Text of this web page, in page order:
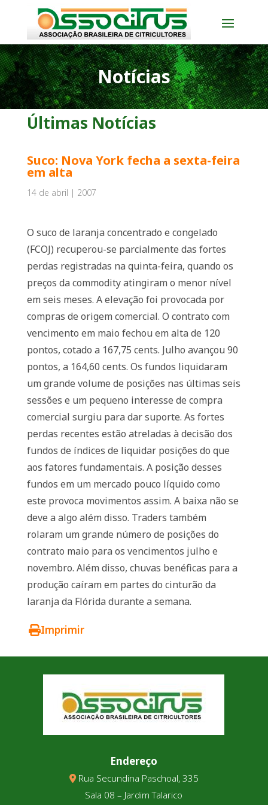
Notícias
Últimas Notícias
Suco: Nova York fecha a sexta-feira
em alta
14 de abril | 2007
O suco de laranja concentrado e congelado
(FCOJ) recuperou-se parcialmente das fortes
perdas registradas na quinta-feira, quando os
preços da commodity atingiram o menor nível
em seis meses. A elevação foi provocada por
compras de origem comercial. O contrato com
vencimento em maio fechou em alta de 120
pontos, cotado a 167,75 cents. Julho avançou 90
pontos, a 164,60 cents. Os fundos liquidaram
um grande volume de posições nas últimas seis
sessões e um pequeno interesse de compra
comercial surgiu para dar suporte. As fortes
perdas recentes estão atreladas à decisão dos
fundos de índices de liquidar posições do que
aos fatores fundamentais. A posição desses
fundos em um mercado pouco líquido como
este provoca movimentos assim. A baixa não se
deve a algo além disso. Traders também
rolaram um grande número de posições do
contrato maio para os vencimentos julho e
novembro. Além disso, chuvas benéficas para a
produção caíram em partes do cinturão da
laranja da Flórida durante a semana.
Imprimir
Endereço
Rua Secundina Paschoal, 335
Sala 08 – Jardim Talarico